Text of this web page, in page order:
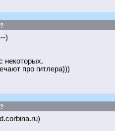
)
некоторых.
про гитлера)))